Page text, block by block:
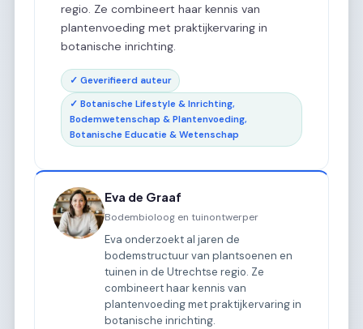
regio. Ze combineert haar kennis van
plantenvoeding met praktijkervaring in
botanische inrichting.
✓ Geverifieerd auteur
✓ Botanische Lifestyle & Inrichting,
Bodemwetenschap & Plantenvoeding,
Botanische Educatie & Wetenschap
Eva de Graaf
Bodembioloog en tuinontwerper
Eva onderzoekt al jaren de
bodemstructuur van plantsoenen en
tuinen in de Utrechtse regio. Ze
combineert haar kennis van
plantenvoeding met praktijkervaring in
botanische inrichting.